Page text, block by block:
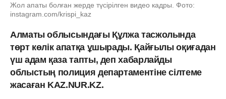
Жол апаты болған жерде түсірілген видео кадры. Фото:
instagram.com/krispi_kaz
Алматы облысындағы Құлжа тасжолында
төрт көлік апатқа ұшырады. Қайғылы оқиғадан
үш адам қаза тапты, деп хабарлайды
облыстың полиция департаментіне сілтеме
жасаған KAZ.NUR.KZ.